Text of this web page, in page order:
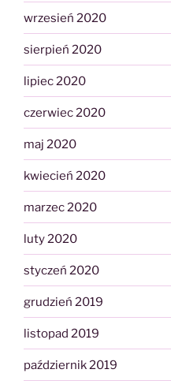
wrzesień 2020
sierpień 2020
lipiec 2020
czerwiec 2020
maj 2020
kwiecień 2020
marzec 2020
luty 2020
styczeń 2020
grudzień 2019
listopad 2019
październik 2019